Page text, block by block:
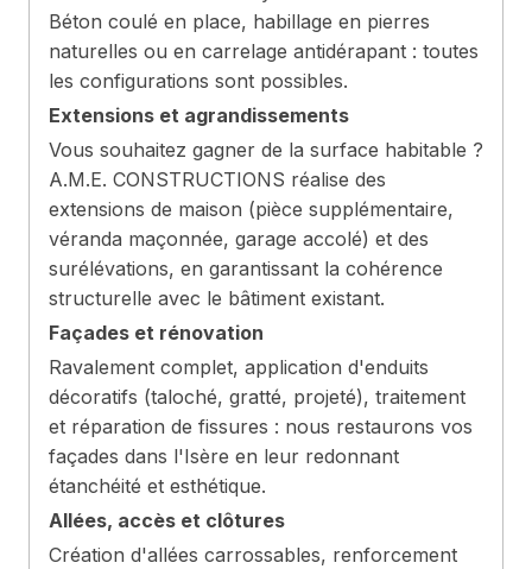
Béton coulé en place, habillage en pierres
naturelles ou en carrelage antidérapant : toutes
les configurations sont possibles.
Extensions et agrandissements
Vous souhaitez gagner de la surface habitable ?
A.M.E. CONSTRUCTIONS réalise des
extensions de maison (pièce supplémentaire,
véranda maçonnée, garage accolé) et des
surélévations, en garantissant la cohérence
structurelle avec le bâtiment existant.
Façades et rénovation
Ravalement complet, application d'enduits
décoratifs (taloché, gratté, projeté), traitement
et réparation de fissures : nous restaurons vos
façades dans l'Isère en leur redonnant
étanchéité et esthétique.
Allées, accès et clôtures
Création d'allées carrossables, renforcement